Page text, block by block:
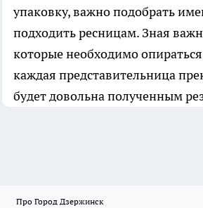
упаковку, важно подобрать
подходить ресницам. Зная
которые необходимо
каждая представительница
будет довольна полученным
Про Город Дзержинск